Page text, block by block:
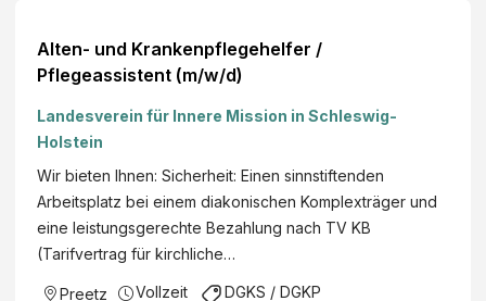
Alten- und Krankenpflegehelfer /
Pflegeassistent (m/w/d)
Landesverein für Innere Mission in Schleswig-
Holstein
Wir bieten Ihnen: Sicherheit: Einen sinnstiftenden
Arbeitsplatz bei einem diakonischen Komplexträger und
eine leistungsgerechte Bezahlung nach TV KB
(Tarifvertrag für kirchliche…
Preetz Vollzeit DGKS / DGKP